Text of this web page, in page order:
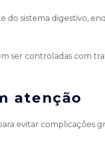
do sistema digestivo,
ser controladas com
atenção
evitar complicações